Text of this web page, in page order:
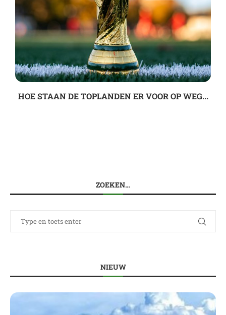
HOE STAAN DE TOPLANDEN ER VOOR OP WEG...
ZOEKEN…
NIEUW